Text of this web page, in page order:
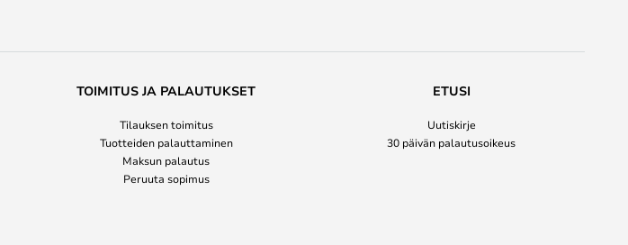
TOIMITUS JA PALAUTUKSET
Tilauksen toimitus
Tuotteiden palauttaminen
Maksun palautus
Peruuta sopimus
ETUSI
Uutiskirje
30 päivän palautusoikeus